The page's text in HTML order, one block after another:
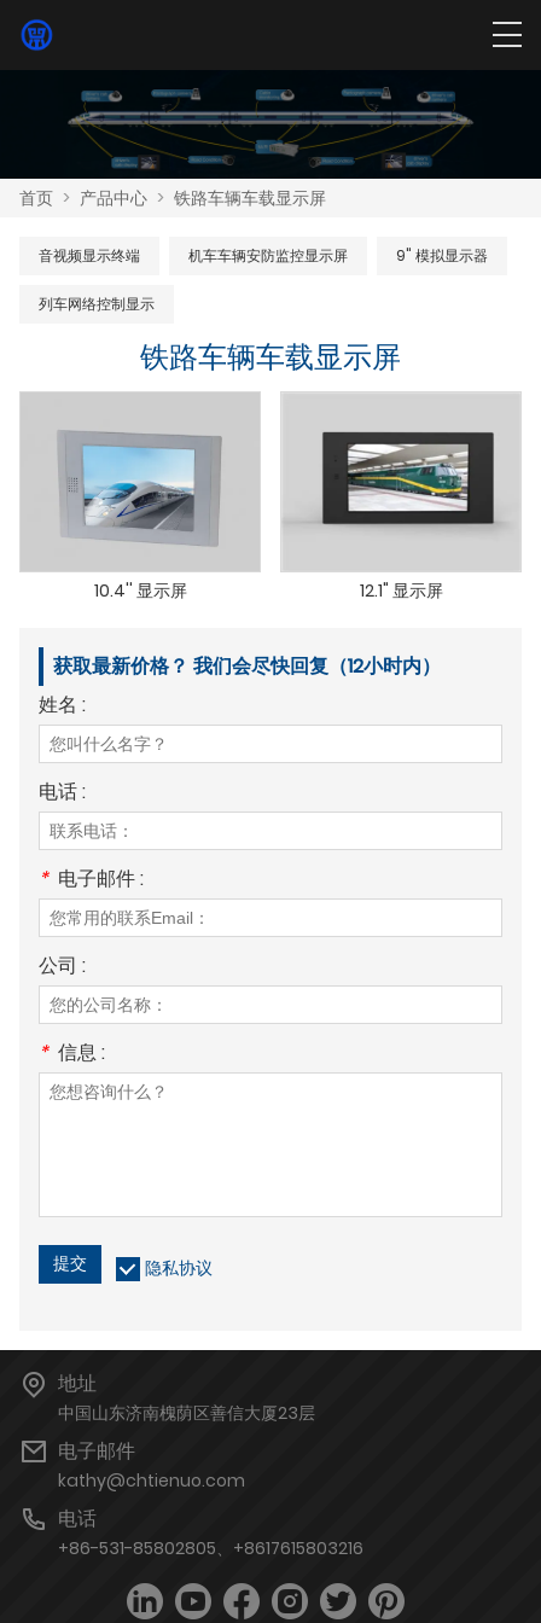
首页 > 产品中心 > 铁路车辆车载显示屏
音视频显示终端 机车车辆安防监控显示屏 9" 模拟显示器
列车网络控制显示
铁路车辆车载显示屏
10.4'' 显示屏 12.1" 显示屏
获取最新价格？ 我们会尽快回复（12小时内）
姓名 :
电话 :
* 电子邮件 :
公司 :
* 信息 :
提交 隐私协议
地址
中国山东济南槐荫区善信大厦23层
电子邮件
kathy@chtienuo.com
电话
+86-531-85802805、+8617615803216